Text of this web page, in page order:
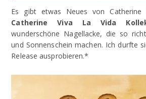
Es gibt etwas Neues von Catherine
Catherine Viva La Vida
wunderschöne Nagellacke, die so
und Sonnenschein machen. Ich durfte
Release ausprobieren.*